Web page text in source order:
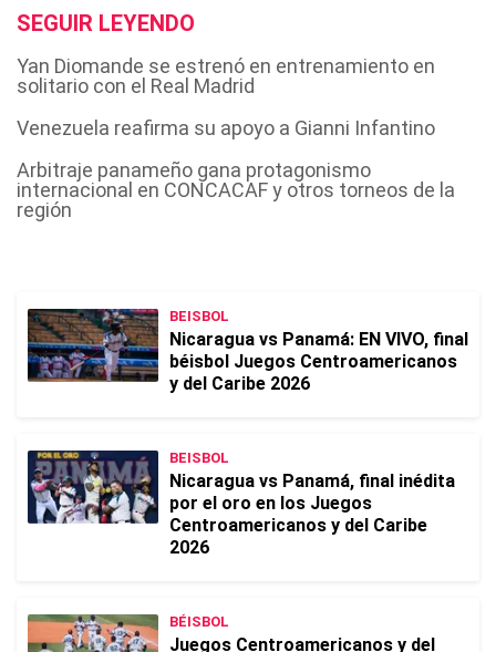
SEGUIR LEYENDO
Yan Diomande se estrenó en entrenamiento en
solitario con el Real Madrid
Venezuela reafirma su apoyo a Gianni Infantino
Arbitraje panameño gana protagonismo
internacional en CONCACAF y otros torneos de la
región
BEISBOL
Nicaragua vs Panamá: EN VIVO, final
béisbol Juegos Centroamericanos
y del Caribe 2026
BEISBOL
Nicaragua vs Panamá, final inédita
por el oro en los Juegos
Centroamericanos y del Caribe
2026
BÉISBOL
Juegos Centroamericanos y del